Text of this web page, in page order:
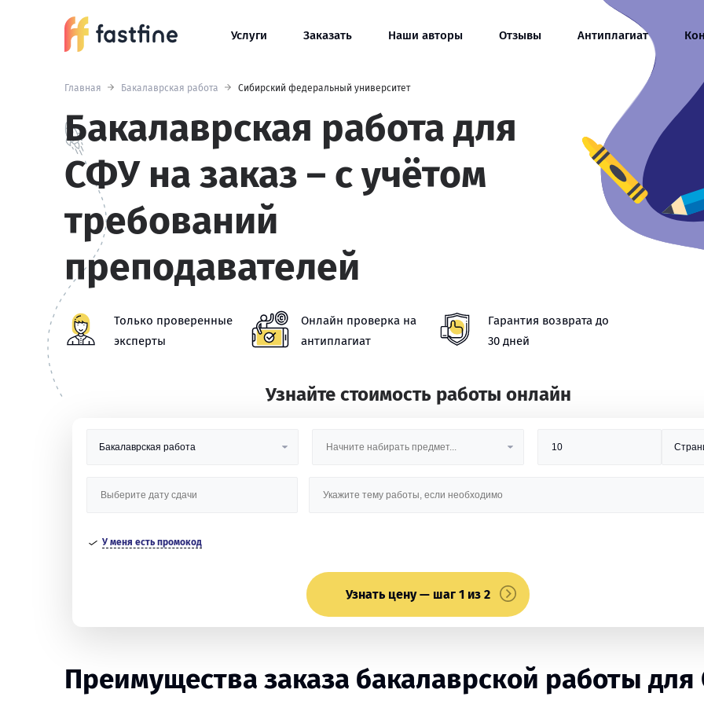
Услуги Заказать Наши авторы Отзывы Антиплагиат
Главная Бакалаврская работа Сибирский федеральный университет
Бакалаврская работа для
СФУ на заказ – с учётом
требований
преподавателей
Только проверенные
эксперты
Онлайн проверка на
антиплагиат
Гарантия возврата до
30 дней
Узнайте стоимость работы онлайн
У меня есть промокод
Узнать цену — шаг 1 из 2
Преимущества заказа бакалаврской работы